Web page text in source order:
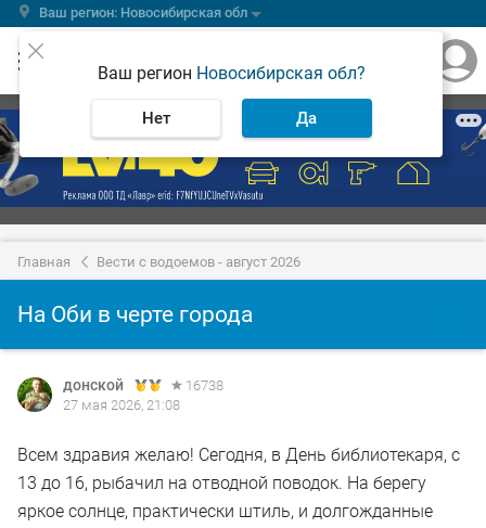
Ваш регион: Новосибирская обл
Ваш регион Новосибирская обл?
Нет Да
Главная Вести с водоемов - август 2026
На Оби в черте города
донской
16738
27 мая 2026, 21:08
Всем здравия желаю! Сегодня, в День библиотекаря, с
13 до 16, рыбачил на отводной поводок. На берегу
яркое солнце, практически штиль, и долгожданные